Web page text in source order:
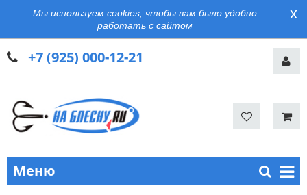
Мы используем cookies, чтобы вам было удобно
работать с сайтом
x
+7 (925) 000-12-21
Меню